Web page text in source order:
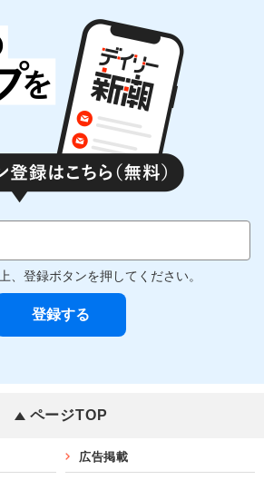
、登録ボタンを押してください。
ページTOP
広告掲載